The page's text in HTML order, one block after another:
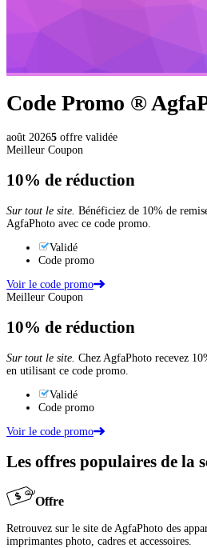
Code Promo ®
août 20265 offre validée
Meilleur Coupon
10% de réduction
Sur tout le site. Bénéficiez de 10% de
AgfaPhoto avec ce code promo.
Validé
Code promo
Voir le code promo
Meilleur Coupon
10% de réduction
Sur tout le site. Chez AgfaPhoto recevez
en utilisant ce code promo.
Validé
Code promo
Voir le code promo
Les offres populaires de la
Offre
Retrouvez sur le site de AgfaPhoto des
imprimantes photo, cadres et accessoires.